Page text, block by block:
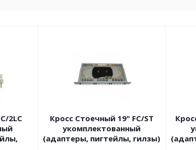
2LC
Кросс Стоечный 19" FC/ST
укомплектованный
(адаптеры, пигтейлы, гилзы)